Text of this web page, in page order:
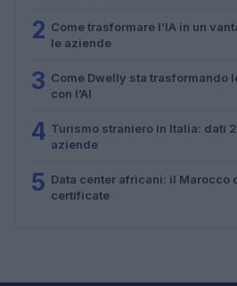
2 Come trasformare l’IA in un
le aziende
3 Come Dwelly sta trasformando
con l’AI
4 Turismo straniero in Italia: dati
aziende
5 Data center africani: il Marocco
certificate